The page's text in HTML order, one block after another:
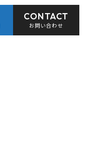
CONTACT
お問い合わせ